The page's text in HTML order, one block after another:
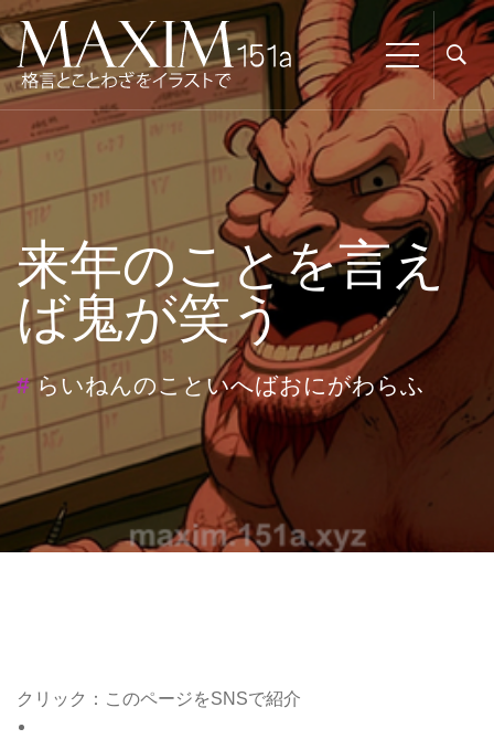
来年のことを言え
ば鬼が笑う
#らいねんのこといへばおにがわらふ
クリック：このページをSNSで紹介